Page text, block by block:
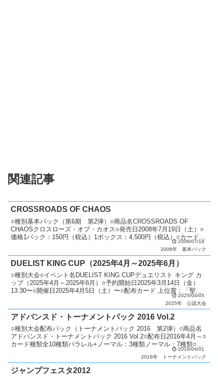
関連記事
CROSSROADS OF CHAOS
○種別基本パック（第6期 第2弾）○商品名CROSSROADS OF
CHAOSクロスローズ・オブ・カオス○発売日2008年7月19日（土）○
価格1パック：150円（税込）1ボックス：4,500円（税込）○カード種
2008/07/19
2008年
基本パック
DUELIST KING CUP（2025年4月～2025年6月）
○種別大会○イベント名DUELIST KING CUPデュエリスト キング カ
ップ（2025年4月～2025年6月）○予約開始日2025年3月14日（金）
13:30〜○開催日2025年4月5日（土）〜○配布カード 上位賞：「聖な
2025/04/05
2025年
公認大会
アドバンスド・トーナメントパック 2016 Vol.2
○種別大会配布パック（トーナメントパック 2016 第2弾）○商品名
アドバンスド・トーナメントパック 2016 Vol.2○配布日2016年4月～○
カード種類全10種類パラレル+ノーマル：3種類ノーマル：7種類○説
2016/04/01
2016年
トーナメントパック
ジャンプフェスタ2012